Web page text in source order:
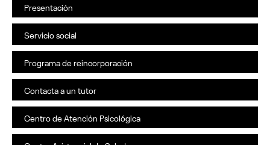
Presentación
Servicio social
Programa de reincorporación
Contacta a un tutor
Centro de Atención Psicológica